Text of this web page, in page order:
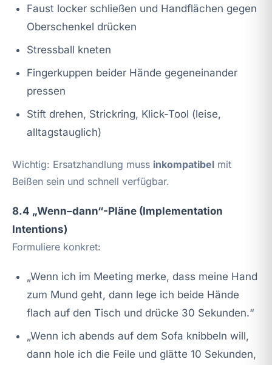
Faust locker schließen und Handflächen gegen
Oberschenkel drücken
Stressball kneten
Fingerkuppen beider Hände gegeneinander
pressen
Stift drehen, Strickring, Klick-Tool (leise,
alltagstauglich)
Wichtig: Ersatzhandlung muss inkompatibel mit
Beißen sein und schnell verfügbar.
8.4 „Wenn–dann“-Pläne (Implementation
Intentions)
Formuliere konkret:
„Wenn ich im Meeting merke, dass meine Hand
zum Mund geht, dann lege ich beide Hände
flach auf den Tisch und drücke 30 Sekunden.“
„Wenn ich abends auf dem Sofa knibbeln will,
dann hole ich die Feile und glätte 10 Sekunden,